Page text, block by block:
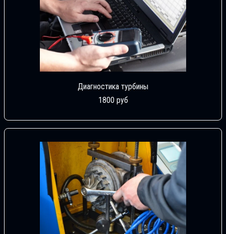
Диагностика турбины
1800 руб